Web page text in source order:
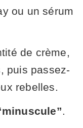
ou un sérum
de crème,
puis passez-
rebelles.